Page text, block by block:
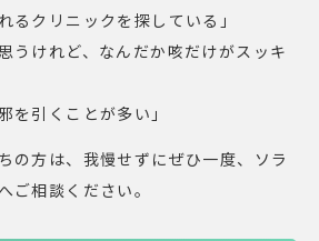
るクリニックを探している」
うけれど、なんだか咳だけがスッキ
を引くことが多い」
の方は、我慢せずにぜひ一度、ソラ
ご相談ください。